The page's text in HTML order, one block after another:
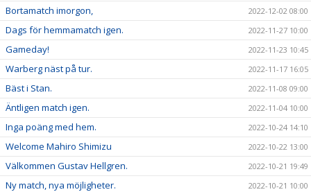
Bortamatch imorgon, 2022-12-02 08:00
Dags för hemmamatch igen. 2022-11-27 10:00
Gameday! 2022-11-23 10:45
Warberg näst på tur. 2022-11-17 16:05
Bäst i Stan. 2022-11-08 09:00
Äntligen match igen. 2022-11-04 10:00
Inga poäng med hem. 2022-10-24 14:10
Welcome Mahiro Shimizu 2022-10-22 13:00
Välkommen Gustav Hellgren. 2022-10-21 19:49
Ny match, nya möjligheter. 2022-10-21 10:00